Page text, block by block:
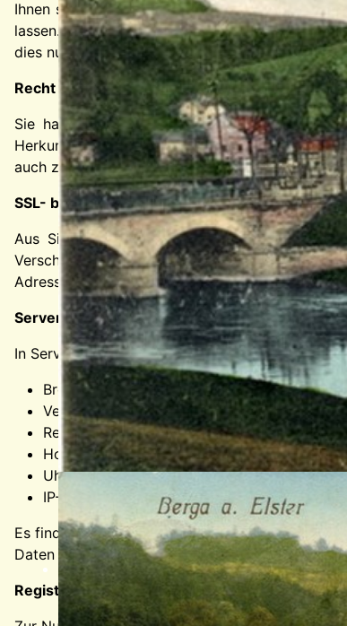
Ihnen steht das Recht zu, Daten, die wir auf
lassen. Die Bereitstellung erfolgt in einem
dies nur, soweit es technisch machbar ist.
Recht auf Auskunft, Berichtigung, Sperrung,
Sie haben jederzeit im Rahmen der
Herkunft der Daten, deren Empfänger und den
auch zu weiteren Fragen zum Thema
SSL- bzw. TLS-Verschlüsselung
Aus Sicherheitsgründen und zum Schutz der
Verschlüsselung. Damit sind Daten, die Sie
Adresszeile Ihres Browsers und am Schloss-
Server-Log-Dateien
In Server-Log-Dateien speichern wir
Browsertyp und Browserversion
Verwendetes Betriebssystem
Referrer URL
Hostname des zugreifenden Rechners
Uhrzeit der Serveranfrage
IP-Adresse
Es findet keine Zusammenführung dieser
Daten zur Erfüllung eines Vertrags oder
Registrierung auf dieser Website